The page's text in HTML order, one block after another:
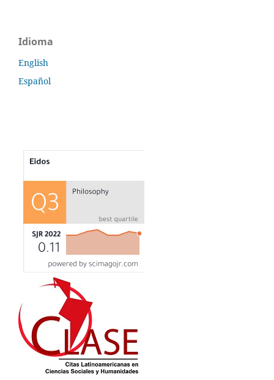
Idioma
English
Español